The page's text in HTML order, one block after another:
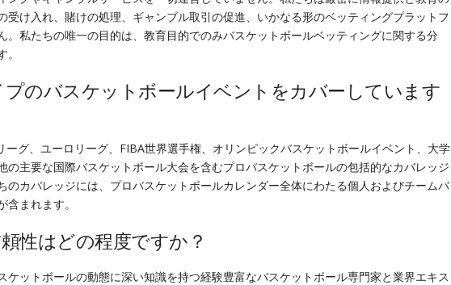
受け入れ、賭けの処理、ギャンブル取引の促進、いかなる形のベッティングプラットフ
。私たちの唯一の目的は、教育目的でのみバスケットボールベッティングに関する分
のバスケットボールイベントをカバーしています
グ、ユーロリーグ、FIBA世界選手権、オリンピックバスケットボールイベント、大学
の主要な国際バスケットボール大会を含むプロバスケットボールの包括的なカバレッジ
のカバレッジには、プロバスケットボールカレンダー全体にわたる個人およびチームバ
まれます。
性はどの程度ですか？
ケットボールの動態に深い知識を持つ経験豊富なバスケットボール専門家と業界エキス